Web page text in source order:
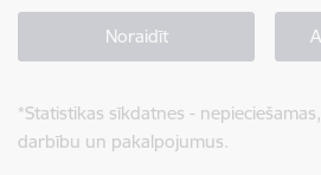
Noraidīt
*Statistikas sīkdatnes -
darbību un pakalpojumus.